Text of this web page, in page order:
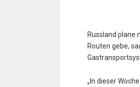
Russland plane
Routen gebe,
„In dieser